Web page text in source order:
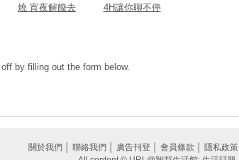
燒 宵夜解饞去
4H讓你聊不停
by filling out the form below.
關於我們 聯絡我們 廣告刊登 會員條款 隱私政策